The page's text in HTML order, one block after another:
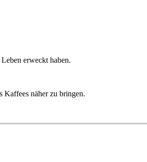
erweckt haben.
Kaffees näher zu bringen.